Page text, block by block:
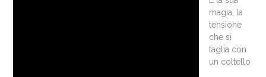
magia, la
tensione
che si
taglia con
un coltello